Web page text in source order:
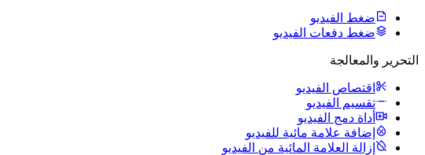
ضغط الفيديو
ضغط دفعات الفيديو
التحرير والمعالجة
اقتصاص الفيديو
تقسيم الفيديو
أداة دمج الفيديو
إضافة علامة مائية للفيديو
إزالة العلامة المائية من الفيديو